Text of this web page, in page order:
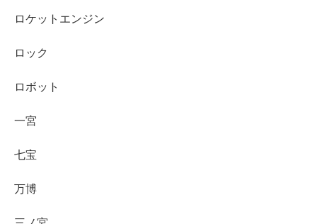
ロケットエンジン
ロック
ロボット
一宮
七宝
万博